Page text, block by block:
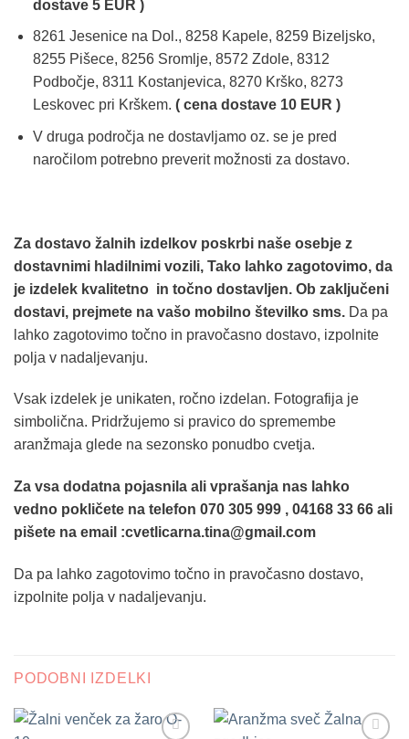
dostave 5 EUR )
8261 Jesenice na Dol., 8258 Kapele, 8259 Bizeljsko,
8255 Pišece, 8256 Sromlje, 8572 Zdole, 8312
Podbočje, 8311 Kostanjevica, 8270 Krško, 8273
Leskovec pri Krškem. ( cena dostave 10 EUR )
V druga področja ne dostavljamo oz. se je pred
naročilom potrebno preverit možnosti za dostavo.
Za dostavo žalnih izdelkov poskrbi naše osebje z
dostavnimi hladilnimi vozili, Tako lahko zagotovimo, da
je izdelek kvalitetno in točno dostavljen. Ob zaključeni
dostavi, prejmete na vašo mobilno številko sms. Da pa
lahko zagotovimo točno in pravočasno dostavo, izpolnite
polja v nadaljevanju.
Vsak izdelek je unikaten, ročno izdelan. Fotografija je
simbolična. Pridržujemo si pravico do spremembe
aranžmaja glede na sezonsko ponudbo cvetja.
Za vsa dodatna pojasnila ali vprašanja nas lahko
vedno pokličete na telefon 070 305 999 , 04168 33 66 ali
pišete na email :cvetlicarna.tina@gmail.com
Da pa lahko zagotovimo točno in pravočasno dostavo,
izpolnite polja v nadaljevanju.
PODOBNI IZDELKI